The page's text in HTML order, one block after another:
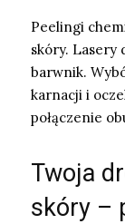
Peelingi
skóry. Lasery
barwnik.
karnacji i
połączenie
Twoja
skóry –